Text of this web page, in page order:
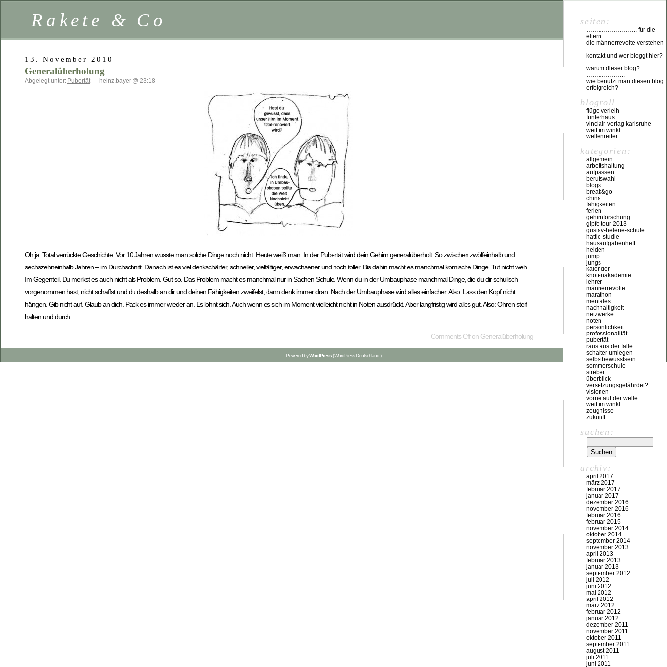
Rakete & Co
13. November 2010
Generalüberholung
Abgelegt unter: Pubertät— heinz.bayer @ 23:18
Oh ja. Total verrückte Geschichte. Vor 10 Jahren wusste man solche Dinge noch nicht. Heute weiß man: In der Pubertät wird dein Gehirn generalüberholt. So zwischen zwölfeinhalb und
sechszehneinhalb Jahren – im Durchschnitt. Danach ist es viel denkschärfer, schneller, vielfältiger, erwachsener und noch toller. Bis dahin macht es manchmal komische Dinge. Tut nicht weh.
Im Gegenteil. Du merkst es auch nicht als Problem. Gut so. Das Problem macht es manchmal nur in Sachen Schule. Wenn du in der Umbauphase manchmal Dinge, die du dir schulisch
vorgenommen hast, nicht schaffst und du deshalb an dir und deinen Fähigkeiten zweifelst, dann denk immer dran: Nach der Umbauphase wird alles einfacher. Also: Lass den Kopf nicht
hängen. Gib nicht auf. Glaub an dich. Pack es immer wieder an. Es lohnt sich. Auch wenn es sich im Moment vielleicht nicht in Noten ausdrückt. Aber langfristig wird alles gut. Also: Ohren steif
halten und durch.
Comments Offon Generalüberholung
seiten:
…………………….. für die
eltern ………………
die männerrevolte verstehen
………………
kontakt und wer bloggt hier?
………………..
warum dieser blog?
………………..
wie benutzt man diesen blog
erfolgreich?
blogroll
flügelverleih
fünferhaus
vinclair-verlag karlsruhe
weit im winkl
wellenreiter
kategorien:
allgemein
arbeitshaltung
aufpassen
berufswahl
blogs
break&go
china
fähigkeiten
ferien
gehirnforschung
gipfeltour 2013
gustav-helene-schule
hattie-studie
hausaufgabenheft
helden
jump
jungs
kalender
knotenakademie
lehrer
männerrevolte
marathon
mentales
nachhaltigkeit
netzwerke
noten
persönlichkeit
professionalität
pubertät
raus aus der falle
schalter umlegen
selbstbewusstsein
sommerschule
streber
überblick
versetzungsgefährdet?
visionen
vorne auf der welle
weit im winkl
zeugnisse
zukunft
suchen:
archiv:
april 2017
märz 2017
februar 2017
januar 2017
dezember 2016
november 2016
februar 2016
februar 2015
november 2014
oktober 2014
september 2014
november 2013
april 2013
februar 2013
januar 2013
september 2012
juli 2012
juni 2012
mai 2012
april 2012
märz 2012
februar 2012
januar 2012
dezember 2011
november 2011
oktober 2011
september 2011
august 2011
juli 2011
juni 2011
Powered byWordPress(WordPress Deutschland)